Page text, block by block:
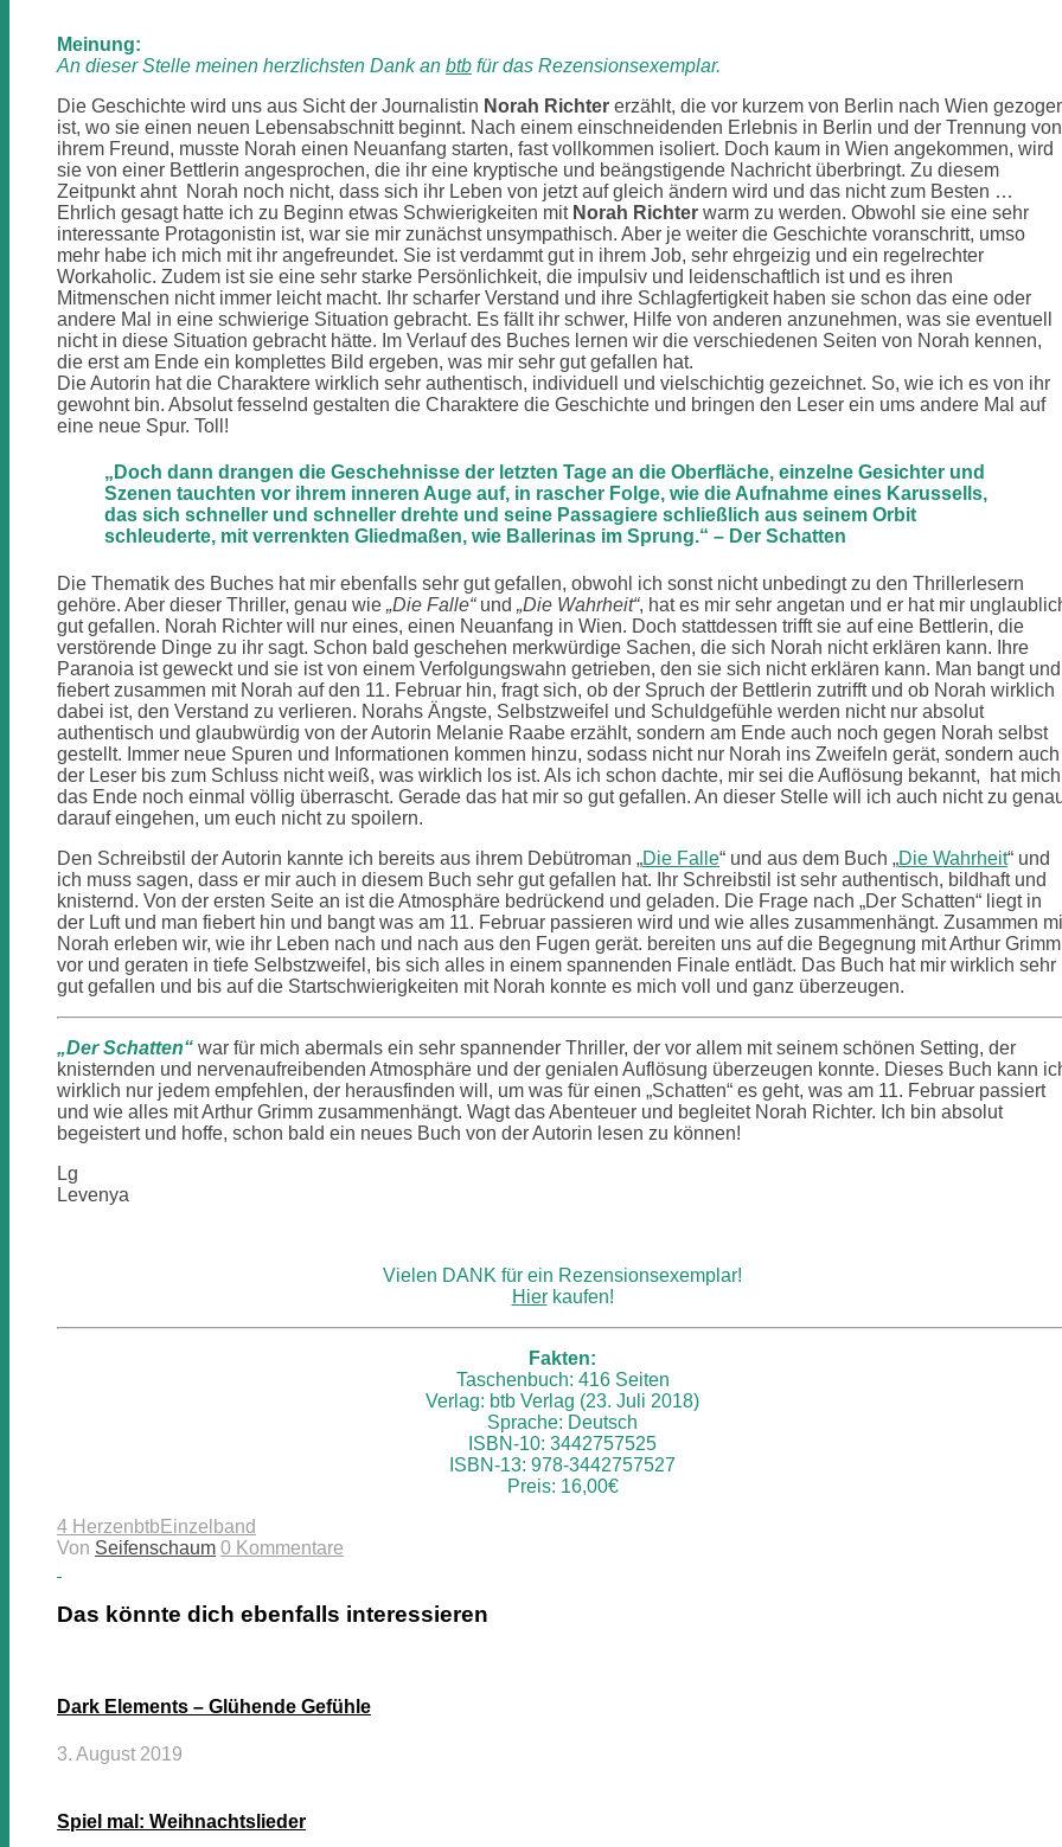
Meinung:
An dieser Stelle meinen herzlichsten Dank an btb für das Rezensionsexemplar.
Die Geschichte wird uns aus Sicht der Journalistin Norah Richter erzählt, die vor kurzem von Berlin nach Wien
ist, wo sie einen neuen Lebensabschnitt beginnt. Nach einem einschneidenden Erlebnis in Berlin und der Trennung von
ihrem Freund, musste Norah einen Neuanfang starten, fast vollkommen isoliert. Doch kaum in Wien angekommen, wird
sie von einer Bettlerin angesprochen, die ihr eine kryptische und beängstigende Nachricht überbringt. Zu diesem
Zeitpunkt ahnt Norah noch nicht, dass sich ihr Leben von jetzt auf gleich ändern wird und das nicht zum Besten …
Ehrlich gesagt hatte ich zu Beginn etwas Schwierigkeiten mit Norah Richter warm zu werden. Obwohl sie eine sehr
interessante Protagonistin ist, war sie mir zunächst unsympathisch. Aber je weiter die Geschichte voranschritt, umso
mehr habe ich mich mit ihr angefreundet. Sie ist verdammt gut in ihrem Job, sehr ehrgeizig und ein regelrechter
Workaholic. Zudem ist sie eine sehr starke Persönlichkeit, die impulsiv und leidenschaftlich ist und es ihren
Mitmenschen nicht immer leicht macht. Ihr scharfer Verstand und ihre Schlagfertigkeit haben sie schon das eine oder
andere Mal in eine schwierige Situation gebracht. Es fällt ihr schwer, Hilfe von anderen anzunehmen, was sie eventuell
nicht in diese Situation gebracht hätte. Im Verlauf des Buches lernen wir die verschiedenen Seiten von Norah kennen,
die erst am Ende ein komplettes Bild ergeben, was mir sehr gut gefallen hat.
Die Autorin hat die Charaktere wirklich sehr authentisch, individuell und vielschichtig gezeichnet. So, wie ich es von ihr
gewohnt bin. Absolut fesselnd gestalten die Charaktere die Geschichte und bringen den Leser ein ums andere Mal auf
eine neue Spur. Toll!
„Doch dann drangen die Geschehnisse der letzten Tage an die Oberfläche, einzelne Gesichter und
Szenen tauchten vor ihrem inneren Auge auf, in rascher Folge, wie die Aufnahme eines Karussells,
das sich schneller und schneller drehte und seine Passagiere schließlich aus seinem Orbit
schleuderte, mit verrenkten Gliedmaßen, wie Ballerinas im Sprung.“ – Der Schatten
Die Thematik des Buches hat mir ebenfalls sehr gut gefallen, obwohl ich sonst nicht unbedingt zu den Thrillerlesern
gehöre. Aber dieser Thriller, genau wie „Die Falle“und „Die Wahrheit“, hat es mir sehr angetan und er hat mir
gut gefallen. Norah Richter will nur eines, einen Neuanfang in Wien. Doch stattdessen trifft sie auf eine Bettlerin, die
verstörende Dinge zu ihr sagt. Schon bald geschehen merkwürdige Sachen, die sich Norah nicht erklären kann. Ihre
Paranoia ist geweckt und sie ist von einem Verfolgungswahn getrieben, den sie sich nicht erklären kann. Man bangt und
fiebert zusammen mit Norah auf den 11. Februar hin, fragt sich, ob der Spruch der Bettlerin zutrifft und ob Norah wirklich
dabei ist, den Verstand zu verlieren. Norahs Ängste, Selbstzweifel und Schuldgefühle werden nicht nur absolut
authentisch und glaubwürdig von der Autorin Melanie Raabe erzählt, sondern am Ende auch noch gegen Norah selbst
gestellt. Immer neue Spuren und Informationen kommen hinzu, sodass nicht nur Norah ins Zweifeln gerät, sondern auch
der Leser bis zum Schluss nicht weiß, was wirklich los ist. Als ich schon dachte, mir sei die Auflösung bekannt, hat mich
das Ende noch einmal völlig überrascht. Gerade das hat mir so gut gefallen. An dieser Stelle will ich auch nicht zu
darauf eingehen, um euch nicht zu spoilern.
Den Schreibstil der Autorin kannte ich bereits aus ihrem Debütroman „Die Falle“ und aus dem Buch „Die Wahrheit“ und
ich muss sagen, dass er mir auch in diesem Buch sehr gut gefallen hat. Ihr Schreibstil ist sehr authentisch, bildhaft und
knisternd. Von der ersten Seite an ist die Atmosphäre bedrückend und geladen. Die Frage nach „Der Schatten“ liegt in
der Luft und man fiebert hin und bangt was am 11. Februar passieren wird und wie alles zusammenhängt. Zusammen
Norah erleben wir, wie ihr Leben nach und nach aus den Fugen gerät. bereiten uns auf die Begegnung mit Arthur Grimm
vor und geraten in tiefe Selbstzweifel, bis sich alles in einem spannenden Finale entlädt. Das Buch hat mir wirklich sehr
gut gefallen und bis auf die Startschwierigkeiten mit Norah konnte es mich voll und ganz überzeugen.
„Der Schatten“ war für mich abermals ein sehr spannender Thriller, der vor allem mit seinem schönen Setting, der
knisternden und nervenaufreibenden Atmosphäre und der genialen Auflösung überzeugen konnte. Dieses Buch kann
wirklich nur jedem empfehlen, der herausfinden will, um was für einen „Schatten“ es geht, was am 11. Februar passiert
und wie alles mit Arthur Grimm zusammenhängt. Wagt das Abenteuer und begleitet Norah Richter. Ich bin absolut
begeistert und hoffe, schon bald ein neues Buch von der Autorin lesen zu können!
Lg
Levenya
Vielen DANK für ein Rezensionsexemplar!
Hierkaufen!
Fakten:
Taschenbuch: 416 Seiten
Verlag: btb Verlag (23. Juli 2018)
Sprache: Deutsch
ISBN-10: 3442757525
ISBN-13: 978-3442757527
Preis: 16,00€
4 Herzenbtb Einzelband
Von Seifenschaum 0 Kommentare
Das könnte dich ebenfalls interessieren
Dark Elements – Glühende Gefühle
3. August 2019
Spiel mal: Weihnachtslieder